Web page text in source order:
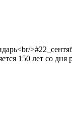
150 лет со дня